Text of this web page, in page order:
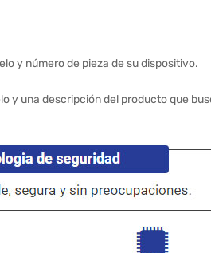
y número de pieza de su dispositivo.
y una descripción del producto que